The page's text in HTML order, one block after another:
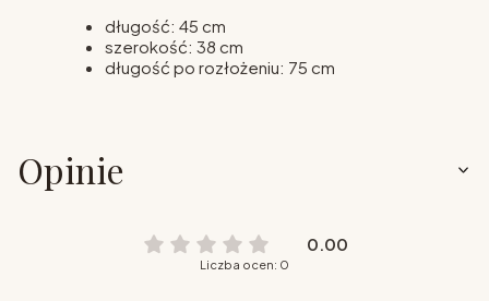
długość: 45 cm
szerokość: 38 cm
długość po rozłożeniu: 75 cm
Opinie
0.00
Liczba ocen: 0